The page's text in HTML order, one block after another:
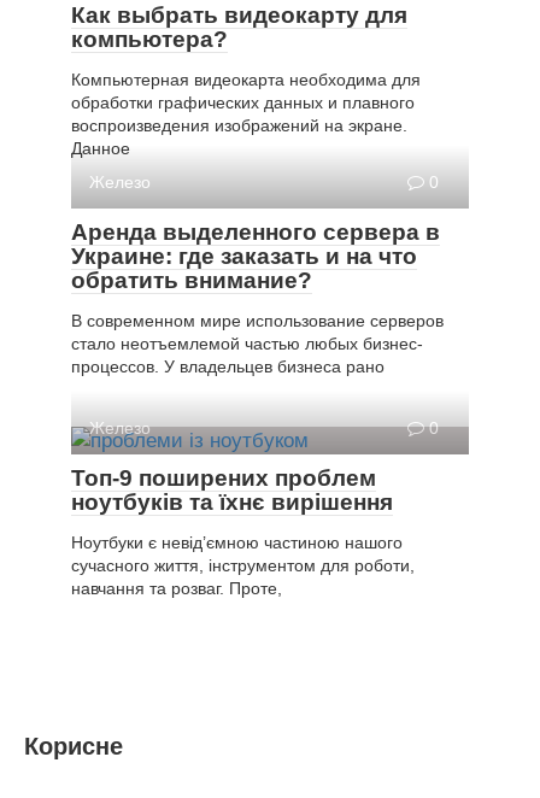
Как выбрать видеокарту для
компьютера?
Компьютерная видеокарта необходима для
обработки графических данных и плавного
воспроизведения изображений на экране.
Данное
Железо
0
Аренда выделенного сервера в
Украине: где заказать и на что
обратить внимание?
В современном мире использование серверов
стало неотъемлемой частью любых бизнес-
процессов. У владельцев бизнеса рано
Железо 0
Топ-9 поширених проблем
ноутбуків та їхнє вирішення
Ноутбуки є невід’ємною частиною нашого
сучасного життя, інструментом для роботи,
навчання та розваг. Проте,
Корисне